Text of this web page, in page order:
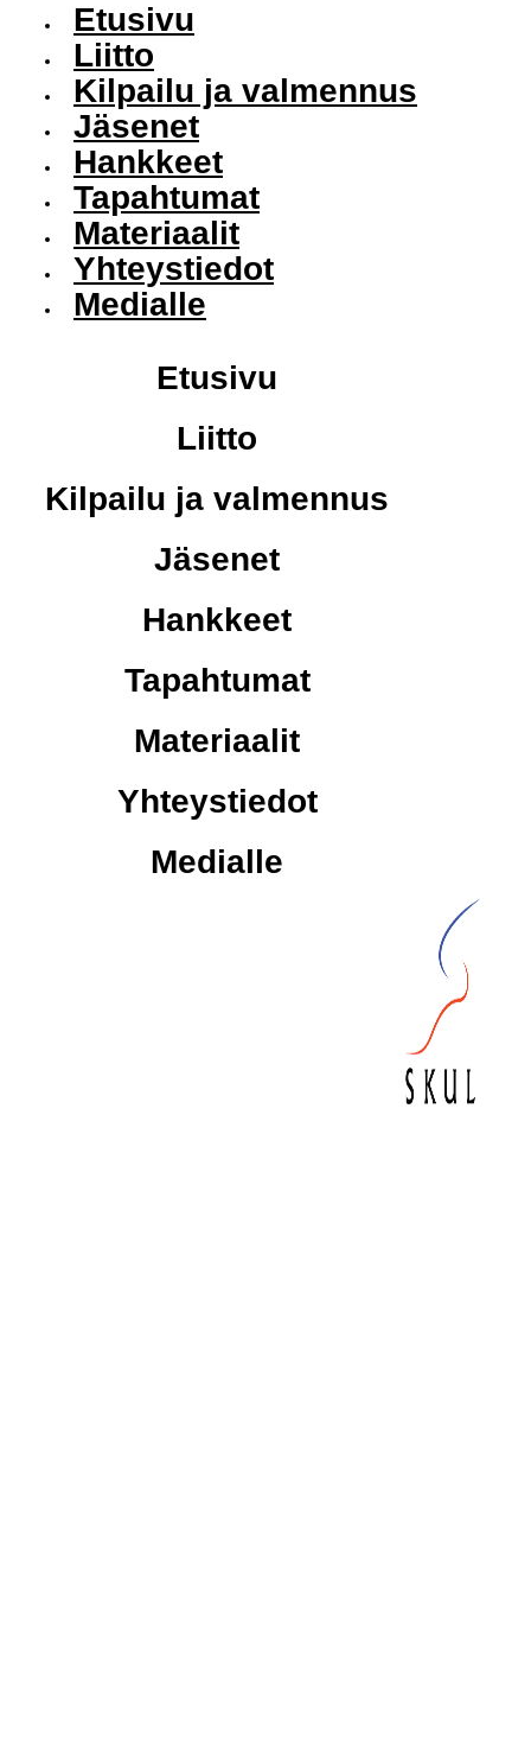
Etusivu
Liitto
Kilpailu ja valmennus
Jäsenet
Hankkeet
Tapahtumat
Materiaalit
Yhteystiedot
Medialle
Etusivu
Liitto
Kilpailu ja valmennus
Jäsenet
Hankkeet
Tapahtumat
Materiaalit
Yhteystiedot
Medialle